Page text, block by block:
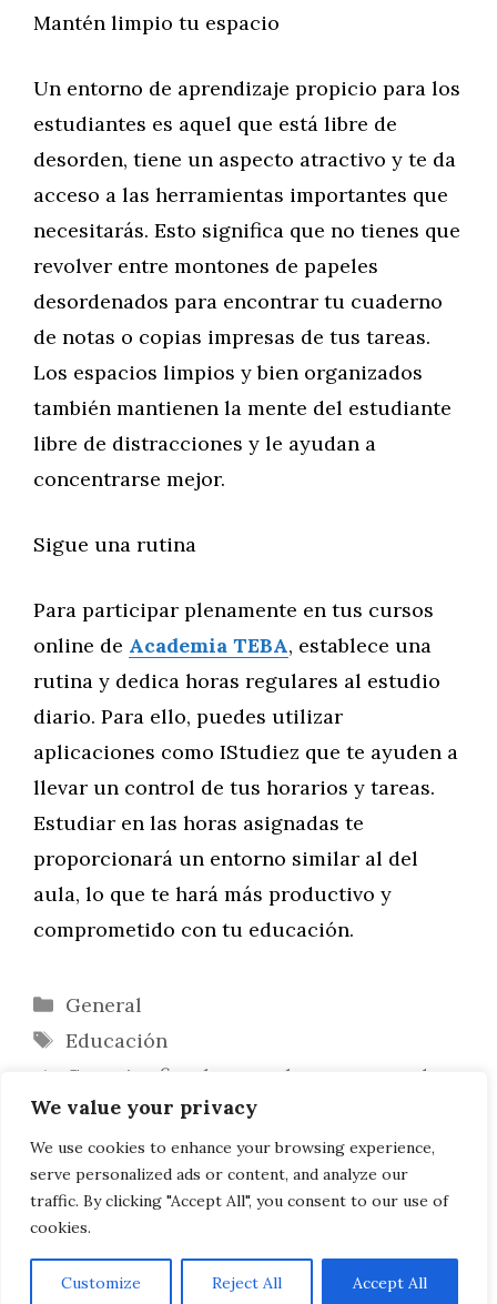
We value your privacy
We use cookies to enhance your browsing experience,
serve personalized ads or content, and analyze our
traffic. By clicking "Accept All", you consent to our use of
cookies.
Customize Reject All Accept All
Mantén limpio tu espacio
Un entorno de aprendizaje propicio para los
estudiantes es aquel que está libre de
desorden, tiene un aspecto atractivo y te da
acceso a las herramientas importantes que
necesitarás. Esto significa que no tienes que
revolver entre montones de papeles
desordenados para encontrar tu cuaderno
de notas o copias impresas de tus tareas.
Los espacios limpios y bien organizados
también mantienen la mente del estudiante
libre de distracciones y le ayudan a
concentrarse mejor.
Sigue una rutina
Para participar plenamente en tus cursos
online de Academia TEBA, establece una
rutina y dedica horas regulares al estudio
diario. Para ello, puedes utilizar
aplicaciones como IStudiez que te ayuden a
llevar un control de tus horarios y tareas.
Estudiar en las horas asignadas te
proporcionará un entorno similar al del
aula, lo que te hará más productivo y
comprometido con tu educación.
Categorías
General
Etiquetas
Educación
Consejos fiscales para las empresas de
comercio electrónico
Invisalign: una alternativa a los aparatos
tradicionales para adolescentes
AVISO LEGAL, POLITICA DE PRIVACIDAD, COOKIES